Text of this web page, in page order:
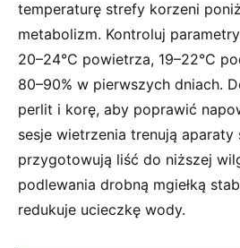
temperaturę strefy korzeni
metabolizm. Kontroluj
20–24°C powietrza, 19–22°C
80–90% w pierwszych dniach.
perlit i korę, aby poprawić
sesje wietrzenia trenują aparaty
przygotowują liść do niższej
podlewania drobną mgiełką
redukuje ucieczkę wody.